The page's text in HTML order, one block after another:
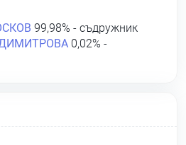
99,98% - съдружник
0,02% -